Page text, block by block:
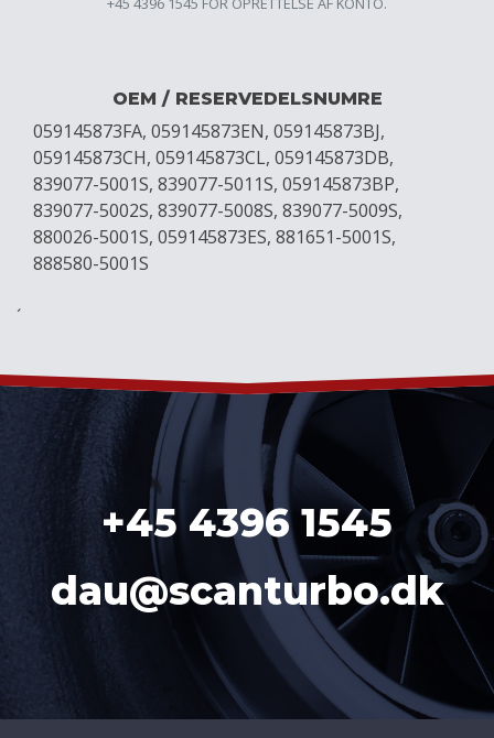
OEM / RESERVEDELSNUMRE
059145873FA, 059145873EN, 059145873BJ,
059145873CH, 059145873CL, 059145873DB,
839077-5001S, 839077-5011S, 059145873BP,
839077-5002S, 839077-5008S, 839077-5009S,
880026-5001S, 059145873ES, 881651-5001S,
888580-5001S
´
+45 4396 1545
dau@scanturbo.dk